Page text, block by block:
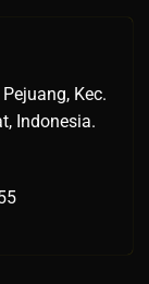
Kec.
Indonesia.